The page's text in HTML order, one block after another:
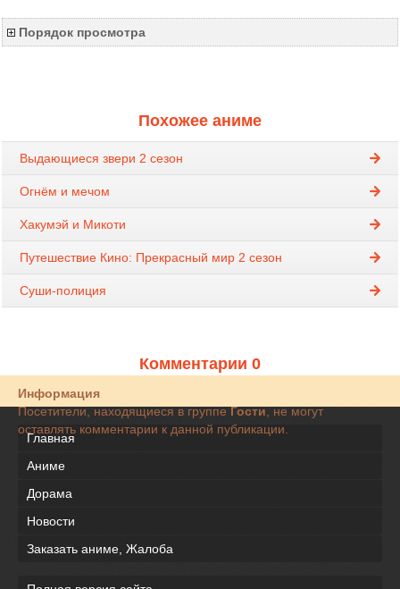
Порядок просмотра
Похожее аниме
Выдающиеся звери 2 сезон
Огнём и мечом
Хакумэй и Микоти
Путешествие Кино: Прекрасный мир 2 сезон
Суши-полиция
Комментарии 0
Информация
Посетители, находящиеся в группеГости, не могут
оставлять комментарии к данной публикации.
Главная
Аниме
Дорама
Новости
Заказать аниме, Жалоба